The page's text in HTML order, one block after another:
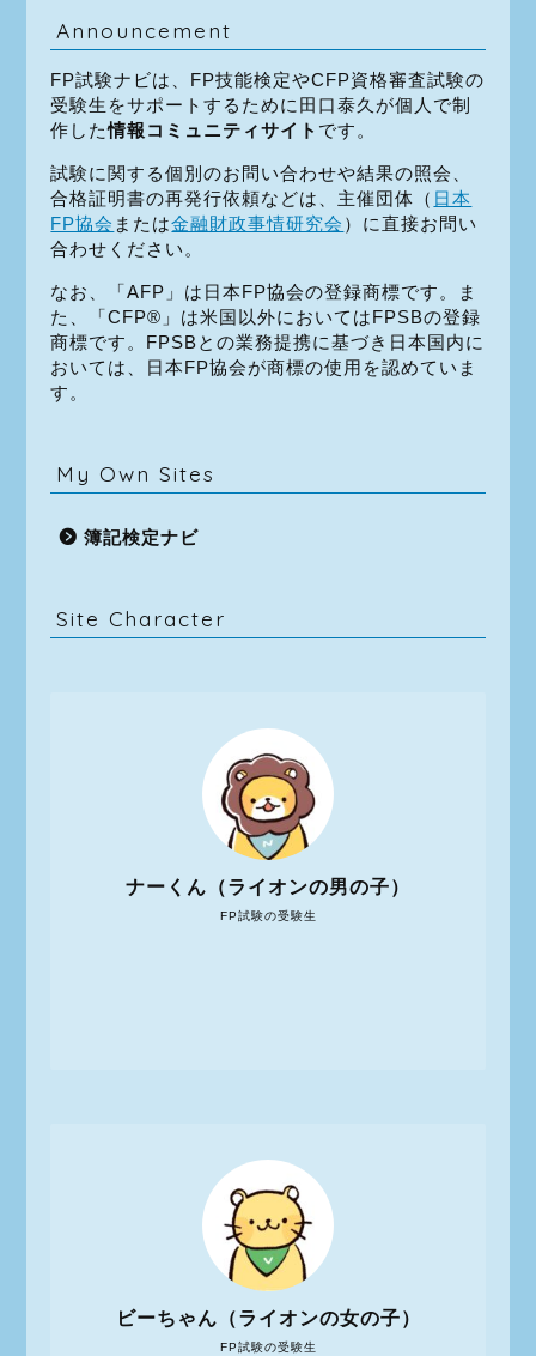
Announcement
FP試験ナビは、FP技能検定やCFP資格審査試験の
受験生をサポートするために田口泰久が個人で制
作した情報コミュニティサイト です。
試験に関する個別のお問い合わせや結果の照会、
合格証明書の再発行依頼などは、主催団体（ 日本
FP協会 または金融財政事情研究会 ）に直接お問い
合わせください。
なお、「AFP」は日本FP協会の登録商標です。ま
た、「CFP®」は米国以外においてはFPSBの登録
商標です。FPSBとの業務提携に基づき日本国内に
おいては、日本FP協会が商標の使用を認めていま
す。
My Own Sites
簿記検定ナビ
Site Character
FP試験の受験生
ナーくん（ライオンの男の子）
FP試験の受験生
ビーちゃん（ライオンの女の子）